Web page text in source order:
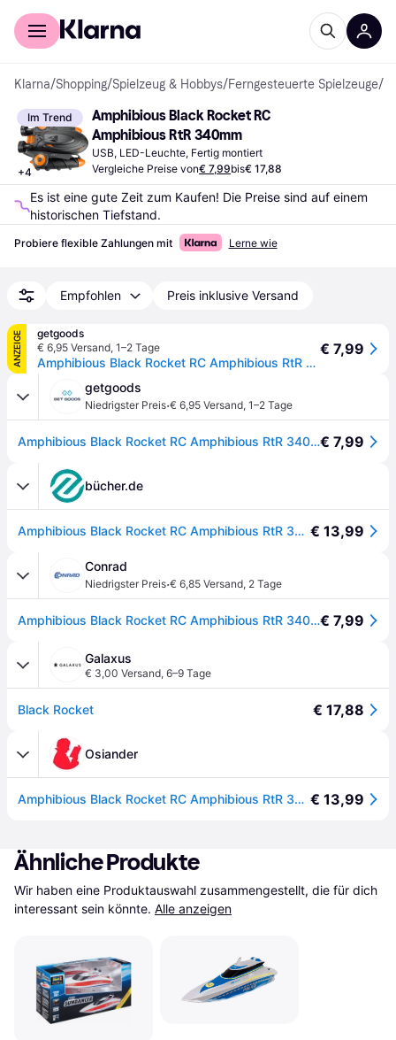
Für Shopper
Klarna/Shopping/Spielzeug & Hobbys/Ferngesteuerte Spielzeuge/
Im Trend
+4
Amphibious Black Rocket RC
Amphibious RtR 340mm
USB, LED-Leuchte, Fertig montiert
Vergleiche Preise von€ 7,99bis€ 17,88
Es ist eine gute Zeit zum Kaufen! Die Preise sind auf einem
historischen Tiefstand.
Probiere flexible Zahlungen mit Lerne wie
Empfohlen Preis inklusive Versand
ANZEIGE
getgoods
€ 6,95 Versand, 1–2 Tage
Amphibious Black Rocket RC Amphibious RtR 340 mm
€ 7,99
getgoods
Niedrigster Preis·€ 6,95 Versand, 1–2 Tage
Amphibious Black Rocket RC Amphibious RtR 340 mm€ 7,99
bücher.de
Amphibious Black Rocket RC Amphibious RtR 340mm € 13,99
Conrad
Niedrigster Preis·€ 6,85 Versand, 2 Tage
Amphibious Black Rocket RC Amphibious RtR 340 mm - []€ 7,99
Galaxus
€ 3,00 Versand, 6–9 Tage
Black Rocket € 17,88
Osiander
Amphibious Black Rocket RC Amphibious RtR 340mm € 13,99
Ähnliche Produkte
Wir haben eine Produktauswahl zusammengestellt, die für dich
interessant sein könnte. Alle anzeigen